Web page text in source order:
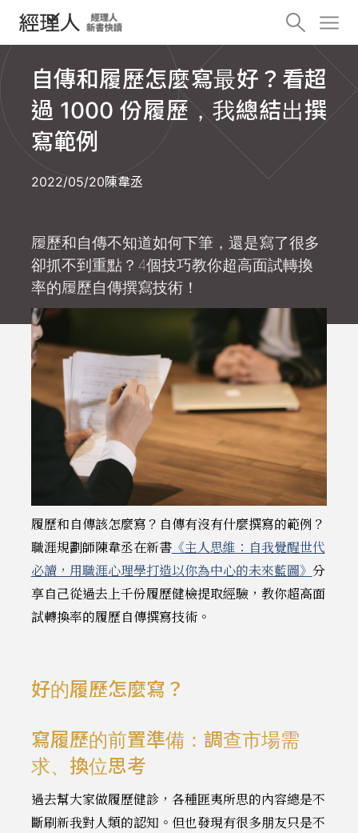
自傳和履歷怎麼寫最好？看超
過 1000 份履歷，我總結出撰
寫範例
2022/05/20陳韋丞
履歷和自傳不知道如何下筆，還是寫了很多
卻抓不到重點？4個技巧教你超高面試轉換
率的履歷自傳撰寫技術！
履歷和自傳該怎麼寫？自傳有沒有什麼撰寫的範例？
職涯規劃師陳韋丞在新書《主人思維：自我覺醒世代
必讀，用職涯心理學打造以你為中心的未來藍圖》 分
享自己從過去上千份履歷健檢提取經驗，教你超高面
試轉換率的履歷自傳撰寫技術。
好的履歷怎麼寫？
寫履歷的前置準備：調查市場需
求、換位思考
過去幫大家做履歷健診，各種匪夷所思的內容總是不
斷刷新我對人類的認知。但也發現有很多朋友只是不